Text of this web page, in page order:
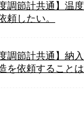
調節計共通】温
頼したい。
調節計共通】納
を依頼することは